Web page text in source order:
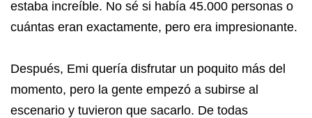
estaba increíble. No sé si había 45.000 personas o
cuántas eran exactamente, pero era impresionante.
Después, Emi quería disfrutar un poquito más del
momento, pero la gente empezó a subirse al
escenario y tuvieron que sacarlo. De todas